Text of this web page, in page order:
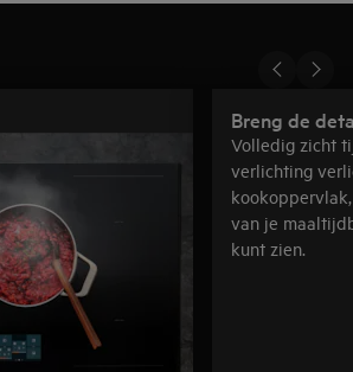
Breng de
Volledig zicht
verlichting
van je
kunt zien.